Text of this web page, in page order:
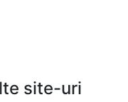
site-uri